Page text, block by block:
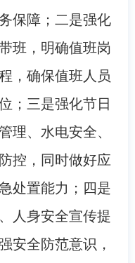
保障；二是强化
班，明确值班岗
，确保值班人员
；三是强化节日
理、水电安全、
控，同时做好应
处置能力；四是
人身安全宣传提
安全防范意识，